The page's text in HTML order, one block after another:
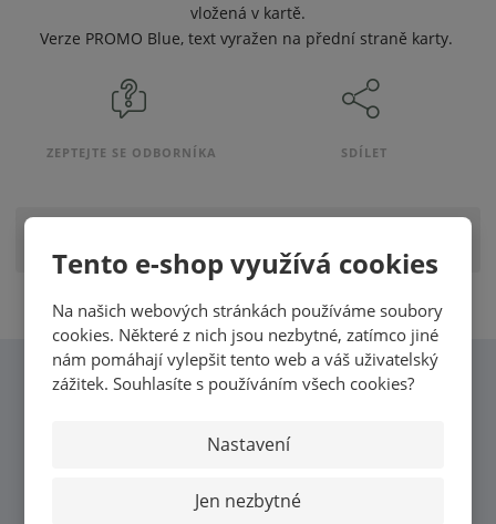
Tento e-shop využívá cookies
Na našich webových stránkách používáme soubory
cookies. Některé z nich jsou nezbytné, zatímco jiné
nám pomáhají vylepšit tento web a váš uživatelský
zážitek. Souhlasíte s používáním všech cookies?
Nastavení
Jen nezbytné
vložená v kartě.
Verze PROMO Blue, text vyražen na přední straně karty.
ZEPTEJTE SE ODBORNÍKA SDÍLET
CHCI VĚDĚT VŠECHNY
NOVINKY OD MK CARDS